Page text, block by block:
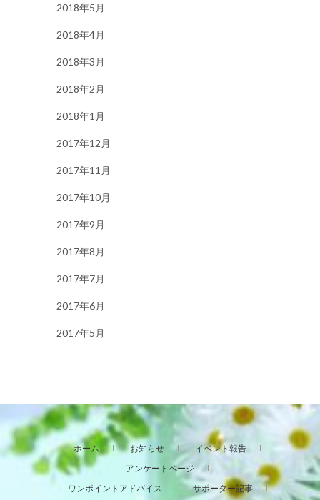
2018年5月
2018年4月
2018年3月
2018年2月
2018年1月
2017年12月
2017年11月
2017年10月
2017年9月
2017年8月
2017年7月
2017年6月
2017年5月
ホーム お知らせ
イベント報告
アンケートページ
ワンポイントアドバイス
サポーター記事